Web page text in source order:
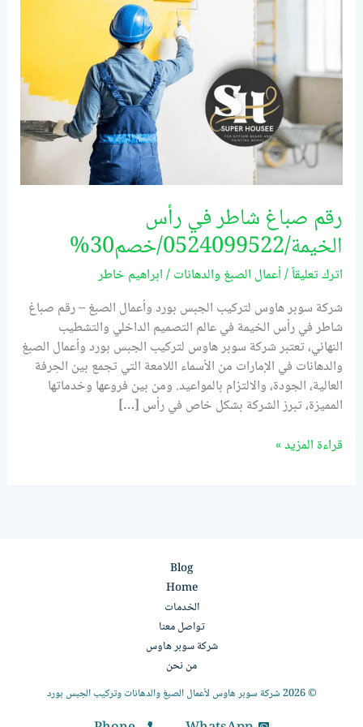
رقم صباغ شاطر في رأس
الخيمة/0524099522/خصم30%
اترك تعليقاً/أعمال الصبغ والدهانات/ابراهيم خاطر
شركة سوبر هاوس لتركيب الجبس بورد وأعمال الصبغ – رقم صباغ
شاطر في رأس الخيمة في عالم التصميم الداخلي والتشطيب
النهائي، تعتبر شركة سوبر هاوس لتركيب الجبس بورد وأعمال الصبغ
والدهانات في الإمارات من الأسماء اللامعة التي تجمع بين الحِرفة
العالية، الجودة، والالتزام بالمواعيد. ومن بين فروعها وخدماتها
المميزة، تبرز الشركة بشكل خاص في رأس […]
قراءة المزيد »
Blog
Home
الخدمات
تواصل معنا
شركة سوبر هاوس
من نحن
© 2026 شركة سوبر هاوس لأعمال الصبغ والدهانات وتركيب الجبس بورد